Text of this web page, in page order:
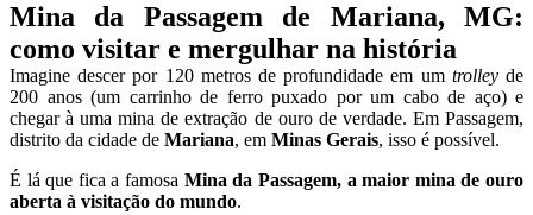
Mina da Passagem de Mariana, MG:
como visitar e mergulhar na história
Imagine descer por 120 metros de profundidade em um trolleyde
200 anos (um carrinho de ferro puxado por um cabo de aço) e
chegar à uma mina de extração de ouro de verdade. Em Passagem,
distrito da cidade de Mariana, em Minas Gerais, isso é possível.
É lá que fica a famosa Mina da Passagem, a maior mina de ouro
aberta à visitação do mundo.